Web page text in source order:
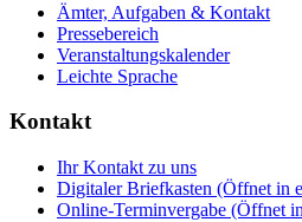
Ämter, Aufgaben & Kontakt
Pressebereich
Veranstaltungskalender
Leichte Sprache
Kontakt
Ihr Kontakt zu uns
Digitaler Briefkasten (Öffnet in
Online-Terminvergabe (Öffnet